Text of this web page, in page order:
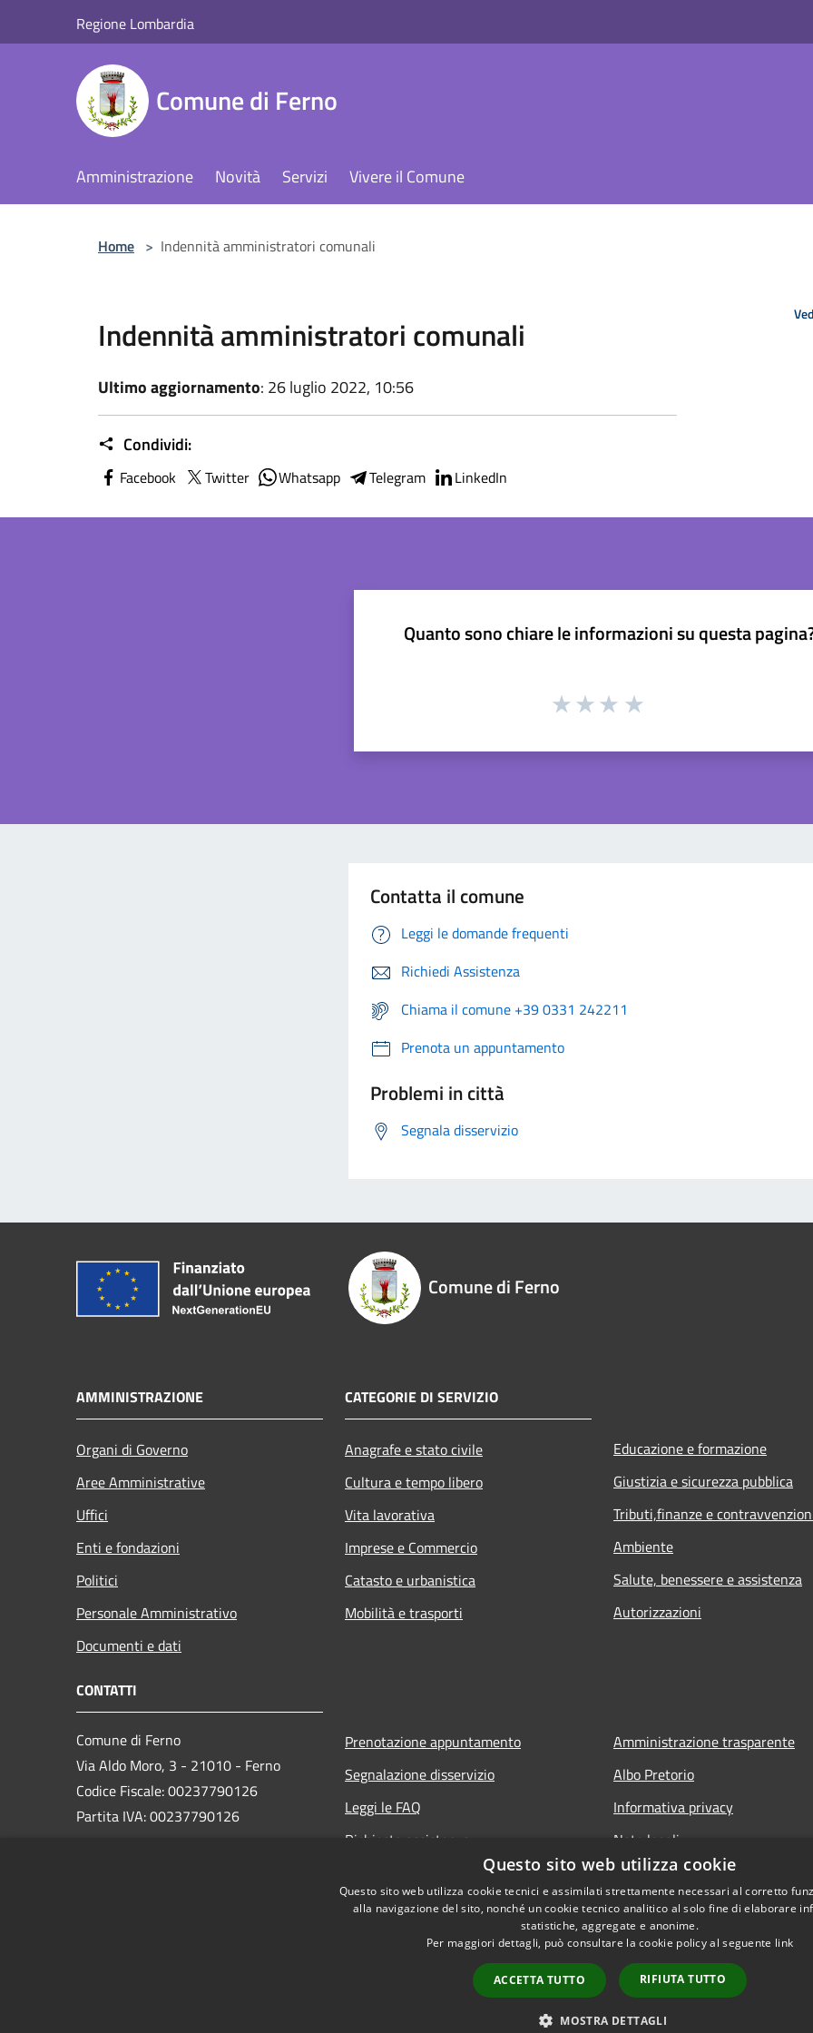
Regione Lombardia
Comune di Ferno
Amministrazione Novità Servizi Vivere il Comune
Home > Indennità amministratori comunali
Indennità amministratori comunali
Ultimo aggiornamento: 26 luglio 2022, 10:56
Condividi:
Facebook Twitter Whatsapp Telegram LinkedIn
Quanto sono chiare le informazioni su questa
Contatta il comune
Leggi le domande frequenti
Richiedi Assistenza
Chiama il comune +39 0331 242211
Prenota un appuntamento
Problemi in città
Segnala disservizio
Comune di Ferno
AMMINISTRAZIONE
Organi di Governo
Aree Amministrative
Uffici
Enti e fondazioni
Politici
Personale Amministrativo
Documenti e dati
CATEGORIE DI SERVIZIO
Anagrafe e stato civile
Cultura e tempo libero
Vita lavorativa
Imprese e Commercio
Catasto e urbanistica
Mobilità e trasporti
Educazione e formazione
Giustizia e sicurezza pubblica
Tributi,finanze e
Ambiente
Salute, benessere e assistenza
Autorizzazioni
CONTATTI
Comune di Ferno
Via Aldo Moro, 3 - 21010 - Ferno
Codice Fiscale: 00237790126
Partita IVA: 00237790126
Prenotazione appuntamento
Segnalazione disservizio
Leggi le FAQ
Richiesta assistenza
Amministrazione trasparente
Albo Pretorio
Informativa privacy
Note legali
Dichiarazione di accessibilità
Copyright © 2026 •
Questo sito web utilizza cookie
Questo sito web utilizza cookie tecnici e assimilati strettamente necessari al corretto
alla navigazione del sito, nonché un cookie tecnico analitico al solo fine di elaborare
statistiche, aggregate e anonime.
Per maggiori dettagli, può consultare la cookie policy al seguente link
ACCETTA TUTTO RIFIUTA TUTTO
MOSTRA DETTAGLI